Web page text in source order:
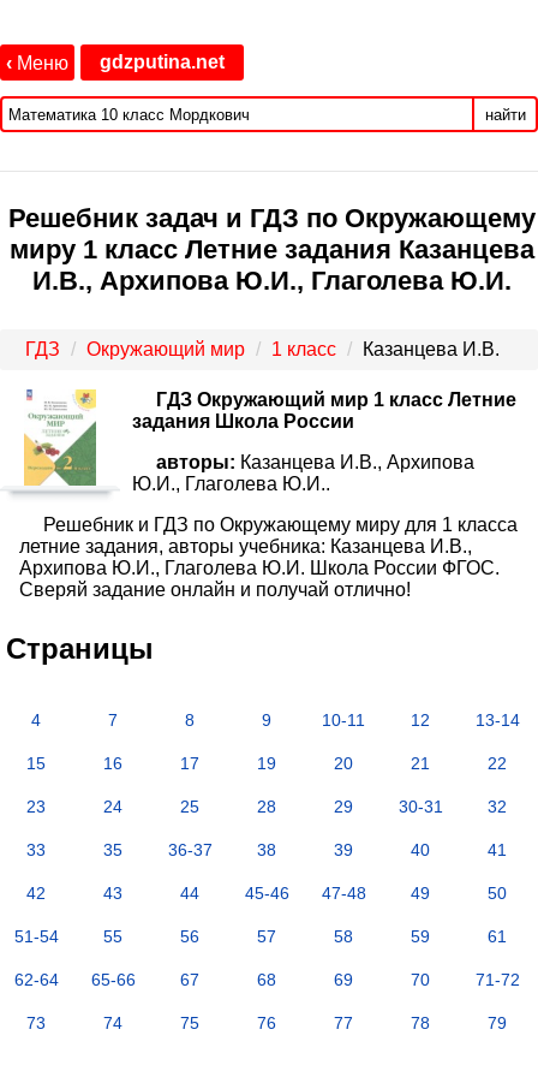
‹ Меню gdzputina.net
найти
Решебник задач и ГДЗ по Окружающему
миру 1 класс Летние задания Казанцева
И.В., Архипова Ю.И., Глаголева Ю.И.
ГДЗ Окружающий мир 1 класс Казанцева И.В.
ГДЗ Окружающий мир 1 класс Летние
задания Школа России
авторы: Казанцева И.В., Архипова
Ю.И., Глаголева Ю.И..
Решебник и ГДЗ по Окружающему миру для 1 класса
летние задания, авторы учебника: Казанцева И.В.,
Архипова Ю.И., Глаголева Ю.И. Школа России ФГОС.
Сверяй задание онлайн и получай отлично!
Страницы
4 7 8 9 10-11 12 13-14
15 16 17 19 20 21 22
23 24 25 28 29 30-31 32
33 35 36-37 38 39 40 41
42 43 44 45-46 47-48 49 50
51-54 55 56 57 58 59 61
62-64 65-66 67 68 69 70 71-72
73 74 75 76 77 78 79